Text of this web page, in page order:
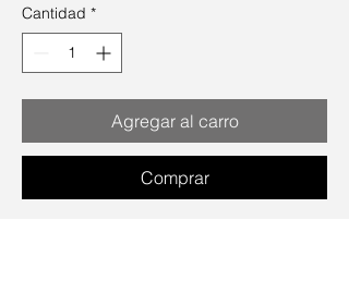
Cantidad *
Agregar al carro
Comprar